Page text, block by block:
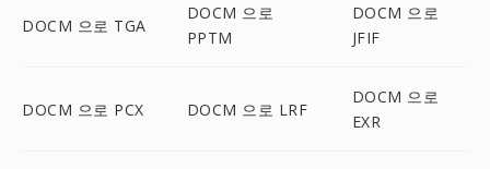
DOCM 으로 TGA
DOCM 으로
PPTM
DOCM 으로
JFIF
DOCM 으로 PCX DOCM 으로 LRF
DOCM 으로
EXR